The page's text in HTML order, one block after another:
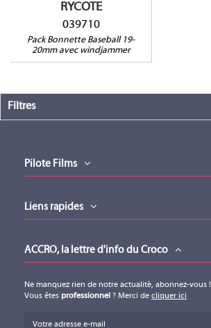
RYCOTE
039710
Pack Bonnette Baseball 19-
20mm avec windjammer
Filtres
Pilote Films
Liens rapides
ACCRO, la lettre d'info du Croco
Ne manquez rien de notre actualité, abonnez-vous !
Vous êtes professionnel ? Merci de cliquer ici